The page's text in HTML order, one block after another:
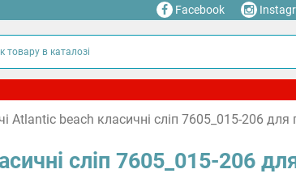
Facebook
Atlantic beach класичні сліп 7605_015-206 для
сліп 7605_015-206